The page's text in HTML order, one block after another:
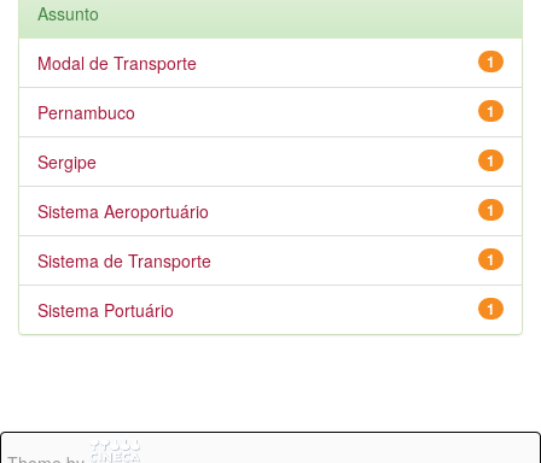
Assunto
1
Modal de Transporte
1
Pernambuco
1
Sergipe
1
Sistema Aeroportuário
1
Sistema de Transporte
1
Sistema Portuário